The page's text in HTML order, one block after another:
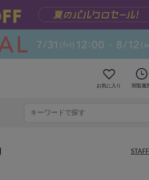
お気に入り 閲覧履